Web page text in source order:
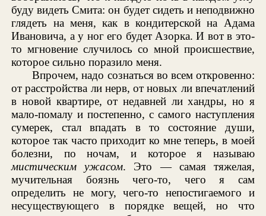
буду видеть Смита: он будет сидеть и неподвижно
глядеть на меня, как в кондитерской на Адама
Ивановича, а у ног его будет Азорка. И вот в это-
то мгновение случилось со мной происшествие,
которое сильно поразило меня.
Впрочем, надо сознаться во всем откровенно:
от расстройства ли нерв, от новых ли впечатлений
в новой квартире, от недавней ли хандры, но я
мало-помалу и постепенно, с самого наступления
сумерек, стал впадать в то состояние души,
которое так часто приходит ко мне теперь, в моей
болезни, по ночам, и которое я называю
мистическим ужасом. Это — самая тяжелая,
мучительная боязнь чего-то, чего я сам
определить не могу, чего-то непостигаемого и
несуществующего в порядке вещей, но что